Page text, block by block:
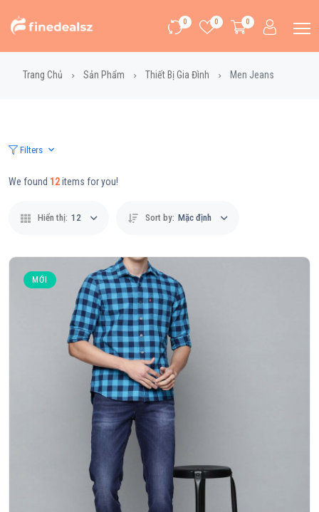
0 0 0
Trang Chủ Sản Phẩm Thiết Bị Gia Đình Men Jeans
Filters
We found 12items for you!
Hiển thị: 12 Sort by: Mặc định
MỚI